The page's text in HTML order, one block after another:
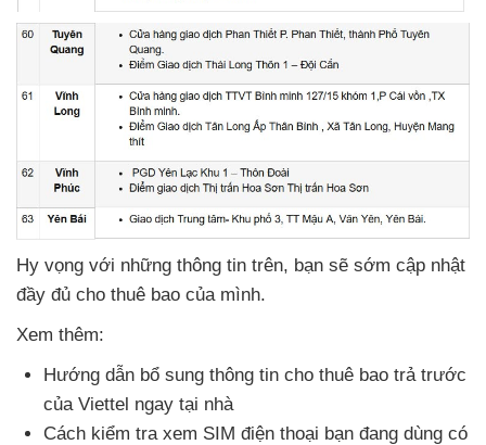
Hy vọng với những thông tin trên, bạn sẽ sớm cập nhật
đầy đủ cho thuê bao của mình.
Xem thêm:
Hướng dẫn bổ sung thông tin cho thuê bao trả trước
của Viettel ngay tại nhà
Cách kiểm tra xem SIM điện thoại bạn đang dùng có